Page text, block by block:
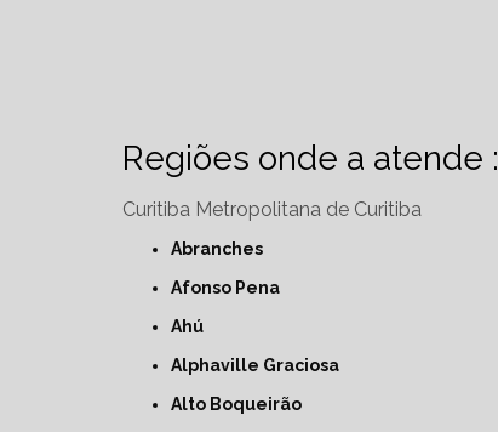
Regiões onde a atende :
Curitiba Metropolitana de Curitiba
Abranches
Afonso Pena
Ahú
Alphaville Graciosa
Alto Boqueirão